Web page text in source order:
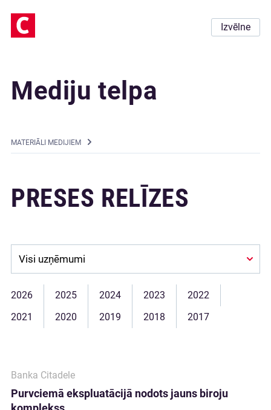
Izvēlne
Mediju telpa
MATERIĀLI MEDIJIEM
PRESES RELĪZES
Company:
2026 2025 2024 2023
2022
2021
2020 2019 2018 2017
Banka Citadele
Purvciemā ekspluatācijā nodots jauns biroju